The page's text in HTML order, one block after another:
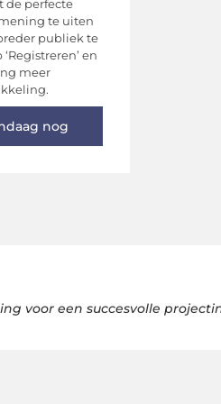
de perfecte
te uiten
publiek te
en
meer
nog
voor een succesvolle